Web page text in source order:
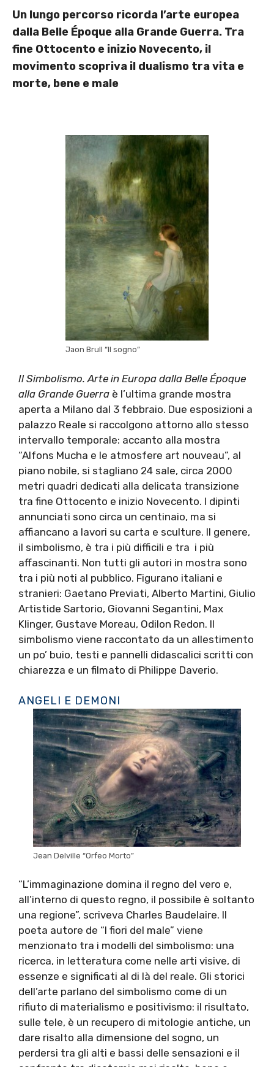
Un lungo percorso ricorda l’arte europea
dalla Belle Époque alla Grande Guerra. Tra
fine Ottocento e inizio Novecento, il
movimento scopriva il dualismo tra vita e
morte, bene e male
Jaon Brull “Il sogno”
Il Simbolismo. Arte in Europa dalla Belle Époque
alla Grande Guerra è l’ultima grande mostra
aperta a Milano dal 3 febbraio. Due esposizioni a
palazzo Reale si raccolgono attorno allo stesso
intervallo temporale: accanto alla mostra
“Alfons Mucha e le atmosfere art nouveau”, al
piano nobile, si stagliano 24 sale, circa 2000
metri quadri dedicati alla delicata transizione
tra fine Ottocento e inizio Novecento. I dipinti
annunciati sono circa un centinaio, ma si
affiancano a lavori su carta e sculture. Il genere,
il simbolismo, è tra i più difficili e tra i più
affascinanti. Non tutti gli autori in mostra sono
tra i più noti al pubblico. Figurano italiani e
stranieri: Gaetano Previati, Alberto Martini, Giulio
Artistide Sartorio, Giovanni Segantini, Max
Klinger, Gustave Moreau, Odilon Redon. Il
simbolismo viene raccontato da un allestimento
un po’ buio, testi e pannelli didascalici scritti con
chiarezza e un filmato di Philippe Daverio.
ANGELI E DEMONI
Jean Delville “Orfeo Morto”
“L’immaginazione domina il regno del vero e,
all’interno di questo regno, il possibile è soltanto
una regione”, scriveva Charles Baudelaire. Il
poeta autore de “I fiori del male” viene
menzionato tra i modelli del simbolismo: una
ricerca, in letteratura come nelle arti visive, di
essenze e significati al di là del reale. Gli storici
dell’arte parlano del simbolismo come di un
rifiuto di materialismo e positivismo: il risultato,
sulle tele, è un recupero di mitologie antiche, un
dare risalto alla dimensione del sogno, un
perdersi tra gli alti e bassi delle sensazioni e il